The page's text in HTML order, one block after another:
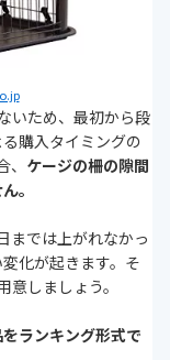
いため、最初から段
購入タイミングの
ケージの柵の隙間
。
までは上がれなかっ
化が起きます。そ
しましょう。
ランキング形式で